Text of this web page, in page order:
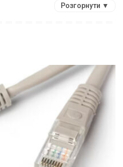
Розгорнути ▼